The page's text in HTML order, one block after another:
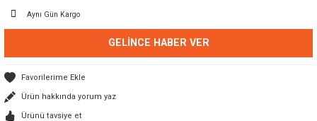
Aynı Gün Kargo
GELINCE HABER VER
Ürün hakkında yorum yaz
Ürünü tavsiye et